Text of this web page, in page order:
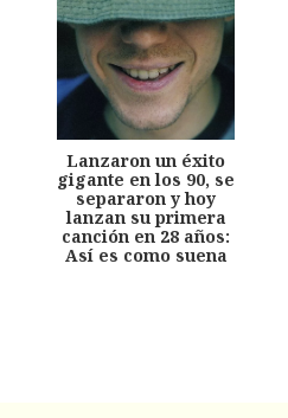
Lanzaron un éxito
gigante en los 90, se
separaron y hoy
lanzan su primera
canción en 28 años:
Así es como suena